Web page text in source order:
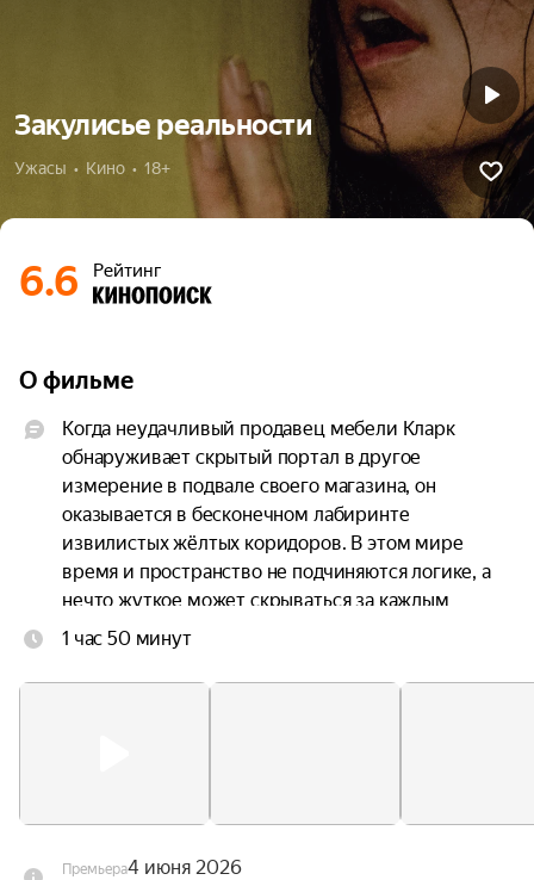
Закулисье реальности
Ужасы  •  Кино  •  18+
6.6 Рейтинг
О фильме
Когда неудачливый продавец мебели Кларк
обнаруживает скрытый портал в другое
измерение в подвале своего магазина, он
оказывается в бесконечном лабиринте
извилистых жёлтых коридоров. В этом мире
время и пространство не подчиняются логике, а
нечто жуткое может скрываться за каждым
углом.
1 час 50 минут
Премьера4 июня 2026